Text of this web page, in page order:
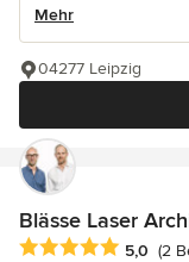
Mehr
04277 Leipzig
Blässe Laser
Durchschnittliche
5,0 (2